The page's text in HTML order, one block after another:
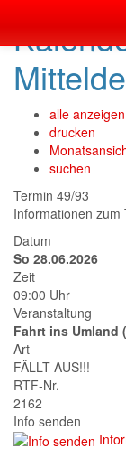
alle anzeigen
drucken
suchen
Termin 49/93
Informationen zum
Datum
So 28.06.2026
Zeit
09:00 Uhr
Veranstaltung
Fahrt ins Umland
Art
FÄLLT AUS!!!
RTF-Nr.
2162
Info senden